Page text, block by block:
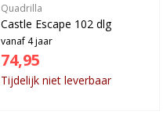
Quadrilla
Castle Escape 102 dlg
vanaf 4 jaar
74,95
Tijdelijk niet leverbaar